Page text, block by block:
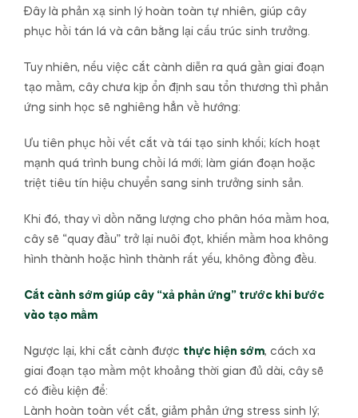
Đây là phản xạ sinh lý hoàn toàn tự nhiên, giúp cây
phục hồi tán lá và cân bằng lại cấu trúc sinh trưởng.
Tuy nhiên, nếu việc cắt cành diễn ra quá gần giai đoạn
tạo mầm, cây chưa kịp ổn định sau tổn thương thì phản
ứng sinh học sẽ nghiêng hẳn về hướng:
Ưu tiên phục hồi vết cắt và tái tạo sinh khối; kích hoạt
mạnh quá trình bung chồi lá mới; làm gián đoạn hoặc
triệt tiêu tín hiệu chuyển sang sinh trưởng sinh sản.
Khi đó, thay vì dồn năng lượng cho phân hóa mầm hoa,
cây sẽ “quay đầu” trở lại nuôi đọt, khiến mầm hoa không
hình thành hoặc hình thành rất yếu, không đồng đều.
Cắt cành sớm giúp cây “xả phản ứng” trước khi bước
vào tạo mầm
Ngược lại, khi cắt cành được thực hiện sớm, cách xa
giai đoạn tạo mầm một khoảng thời gian đủ dài, cây sẽ
có điều kiện để:
Lành hoàn toàn vết cắt, giảm phản ứng stress sinh lý;